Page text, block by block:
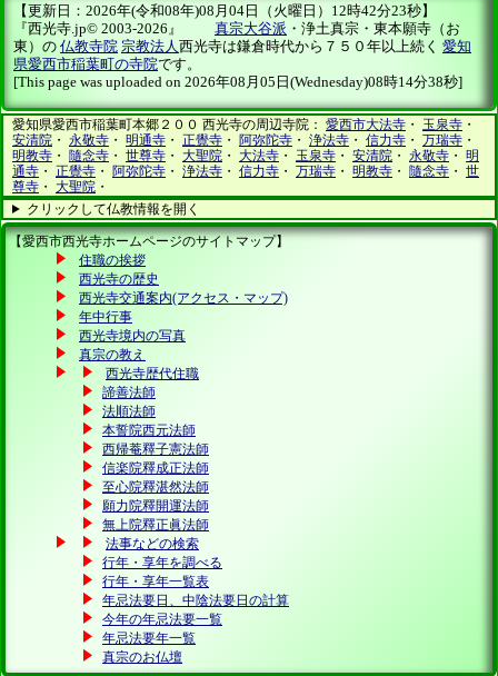
【更新日：2026年(令和08年)08月04日（火曜日）12時42分23秒】
『西光寺.jp© 2003-2026』 真宗大谷派 ・浄土真宗・東本願寺（お
東）の 仏教寺院 宗教法人 西光寺は鎌倉時代から７５０年以上続く 愛知
県愛西市稲葉町の寺院です。
[This page was uploaded on 2026年08月05日(Wednesday)08時14分38秒]
愛知県愛西市稲葉町本郷２００ 西光寺の周辺寺院： 愛西市大法寺 ・ 玉泉寺 ・
安清院 ・ 永敬寺 ・ 明通寺 ・ 正覺寺 ・ 阿弥陀寺 ・ 浄法寺 ・ 信力寺 ・ 万瑞寺 ・
明教寺 ・ 隨念寺 ・ 世尊寺 ・ 大聖院 ・ 大法寺 ・ 玉泉寺 ・ 安清院 ・ 永敬寺 ・ 明
通寺 ・ 正覺寺 ・ 阿弥陀寺 ・ 浄法寺 ・ 信力寺 ・ 万瑞寺 ・ 明教寺 ・ 隨念寺 ・ 世
尊寺 ・ 大聖院 ・
クリックして仏教情報を開く
【愛西市西光寺ホームページのサイトマップ】
住職の挨拶
西光寺の歴史
西光寺交通案内(アクセス・マップ)
年中行事
西光寺境内の写真
真宗の教え
西光寺歴代住職
諦善法師
法順法師
本誓院西元法師
西帰菴釋子憲法師
信楽院釋成正法師
至心院釋湛然法師
願力院釋開運法師
無上院釋正眞法師
法事などの検索
行年・享年を調べる
行年・享年一覧表
年忌法要日、中陰法要日の計算
今年の年忌法要一覧
年忌法要年一覧
真宗のお仏壇